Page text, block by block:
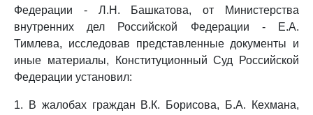
Федерации - Л.Н. Башкатова, от Министерства
внутренних дел Российской Федерации - Е.А.
Тимлева, исследовав представленные документы и
иные материалы, Конституционный Суд Российской
Федерации установил:
1. В жалобах граждан В.К. Борисова, Б.А. Кехмана,